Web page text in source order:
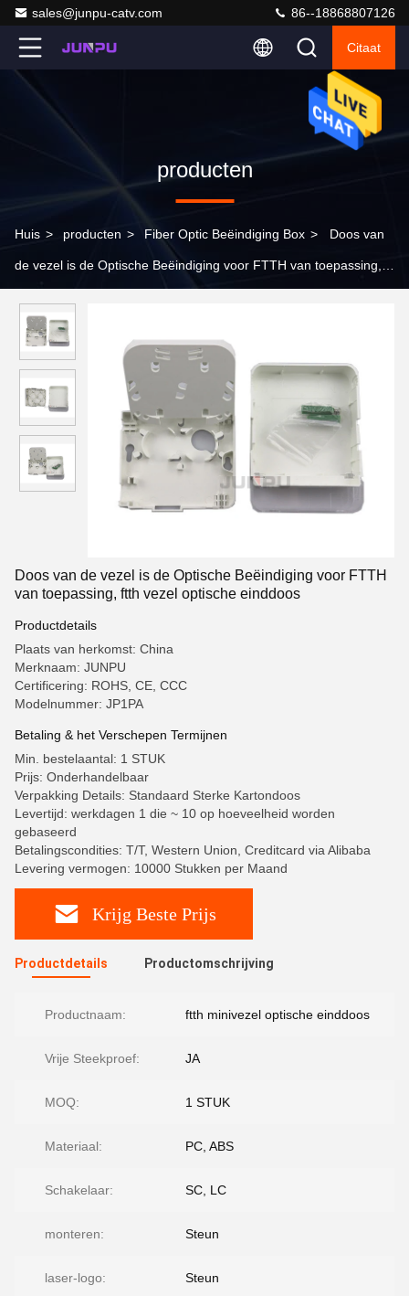
sales@junpu-catv.com 86--18868807126
Citaat
producten
Huis > producten > Fiber Optic Beëindiging Box > Doos van
de vezel is de Optische Beëindiging voor FTTH van toepassing,
Doos van de vezel is de Optische Beëindiging voor FTTH
van toepassing, ftth vezel optische einddoos
Productdetails
Plaats van herkomst: China
Merknaam: JUNPU
Certificering: ROHS, CE, CCC
Modelnummer: JP1PA
Betaling & het Verschepen Termijnen
Min. bestelaantal: 1 STUK
Prijs: Onderhandelbaar
Verpakking Details: Standaard Sterke Kartondoos
Levertijd: werkdagen 1 die ~ 10 op hoeveelheid worden
gebaseerd
Betalingscondities: T/T, Western Union, Creditcard via Alibaba
Levering vermogen: 10000 Stukken per Maand
Krijg Beste Prijs
Productdetails Productomschrijving
Productnaam: ftth minivezel optische einddoos
Vrije Steekproef: JA
MOQ: 1 STUK
Materiaal: PC, ABS
Schakelaar: SC, LC
monteren: Steun
laser-logo: Steun